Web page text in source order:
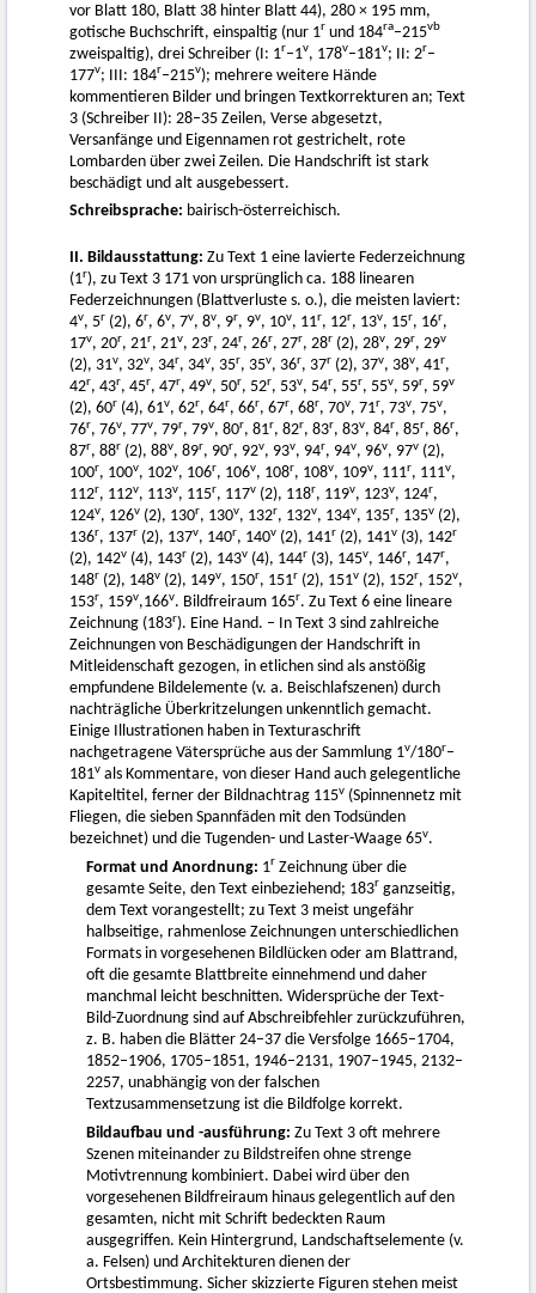
vor Blatt 180, Blatt 38 hinter Blatt 44), 280 × 195 mm,
gotische Buchschrift, einspaltig (nur 1r und 184ra–215vb
zweispaltig), drei Schreiber (I: 1r–1v, 178v–181v; II: 2r–
177v; III: 184r–215v); mehrere weitere Hände
kommentieren Bilder und bringen Textkorrekturen an; Text
3 (Schreiber II): 28–35 Zeilen, Verse abgesetzt,
Versanfänge und Eigennamen rot gestrichelt, rote
Lombarden über zwei Zeilen. Die Handschrift ist stark
beschädigt und alt ausgebessert.
Schreibsprache: bairisch-österreichisch.
II. Bildausstattung: Zu Text 1 eine lavierte Federzeichnung
(1r), zu Text 3 171 von ursprünglich ca. 188 linearen
Federzeichnungen (Blattverluste s. o.), die meisten laviert:
4v, 5r (2), 6r, 6v, 7v, 8v, 9r, 9v, 10v, 11r, 12r, 13v, 15r, 16r,
17v, 20r, 21r, 21v, 23r, 24r, 26r, 27r, 28r (2), 28v, 29r, 29v
(2), 31v, 32v, 34r, 34v, 35r, 35v, 36r, 37r (2), 37v, 38v, 41r,
42r, 43r, 45r, 47r, 49v, 50r, 52r, 53v, 54r, 55r, 55v, 59r, 59v
(2), 60r (4), 61v, 62r, 64r, 66r, 67r, 68r, 70v, 71r, 73v, 75v,
76r, 76v, 77v, 79r, 79v, 80r, 81r, 82r, 83r, 83v, 84r, 85r, 86r,
87r, 88r (2), 88v, 89r, 90r, 92v, 93v, 94r, 94v, 96v, 97v (2),
100r, 100v, 102v, 106r, 106v, 108r, 108v, 109v, 111r, 111v,
112r, 112v, 113v, 115r, 117v (2), 118r, 119v, 123v, 124r,
124v, 126v (2), 130r, 130v, 132r, 132v, 134v, 135r, 135v (2),
136r, 137r (2), 137v, 140r, 140v (2), 141r (2), 141v (3), 142r
(2), 142v (4), 143r (2), 143v (4), 144r (3), 145v, 146r, 147r,
148r (2), 148v (2), 149v, 150r, 151r (2), 151v (2), 152r, 152v,
153r, 159v,166v. Bildfreiraum 165r. Zu Text 6 eine lineare
Zeichnung (183r). Eine Hand. – In Text 3 sind zahlreiche
Zeichnungen von Beschädigungen der Handschrift in
Mitleidenschaft gezogen, in etlichen sind als anstößig
empfundene Bildelemente (v. a. Beischlafszenen) durch
nachträgliche Überkritzelungen unkenntlich gemacht.
Einige Illustrationen haben in Texturaschrift
nachgetragene Vätersprüche aus der Sammlung 1v/180r–
181v als Kommentare, von dieser Hand auch gelegentliche
Kapiteltitel, ferner der Bildnachtrag 115v (Spinnennetz mit
Fliegen, die sieben Spannfäden mit den Todsünden
bezeichnet) und die Tugenden- und Laster-Waage 65v.
Format und Anordnung: 1r Zeichnung über die
gesamte Seite, den Text einbeziehend; 183r ganzseitig,
dem Text vorangestellt; zu Text 3 meist ungefähr
halbseitige, rahmenlose Zeichnungen unterschiedlichen
Formats in vorgesehenen Bildlücken oder am Blattrand,
oft die gesamte Blattbreite einnehmend und daher
manchmal leicht beschnitten. Widersprüche der Text-
Bild-Zuordnung sind auf Abschreibfehler zurückzuführen,
z. B. haben die Blätter 24–37 die Versfolge 1665–1704,
1852–1906, 1705–1851, 1946–2131, 1907–1945, 2132–
2257, unabhängig von der falschen
Textzusammensetzung ist die Bildfolge korrekt.
Bildaufbau und -ausführung: Zu Text 3 oft mehrere
Szenen miteinander zu Bildstreifen ohne strenge
Motivtrennung kombiniert. Dabei wird über den
vorgesehenen Bildfreiraum hinaus gelegentlich auf den
gesamten, nicht mit Schrift bedeckten Raum
ausgegriffen. Kein Hintergrund, Landschaftselemente (v.
a. Felsen) und Architekturen dienen der
Ortsbestimmung. Sicher skizzierte Figuren stehen meist